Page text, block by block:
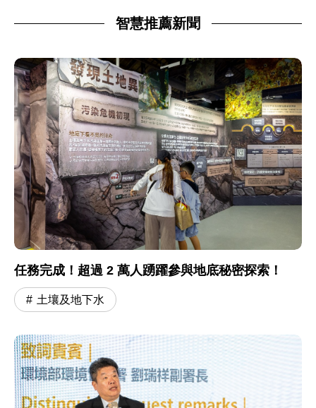
智慧推薦新聞
任務完成！超過 2 萬人踴躍參與地底秘密探索！
土壤及地下水